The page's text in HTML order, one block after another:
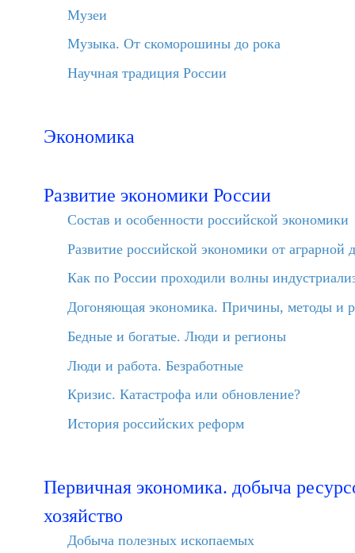
Музеи
Музыка. От скоморошины до рока
Научная традиция России
Экономика
Развитие экономики России
Состав и особенности российской экономики
Развитие российской экономики от аграрной
Как по России проходили волны
Догоняющая экономика. Причины, методы и
Бедные и богатые. Люди и регионы
Люди и работа. Безработные
Кризис. Катастрофа или обновление?
История российских реформ
Первичная экономика. добыча
хозяйство
Добыча полезных ископаемых